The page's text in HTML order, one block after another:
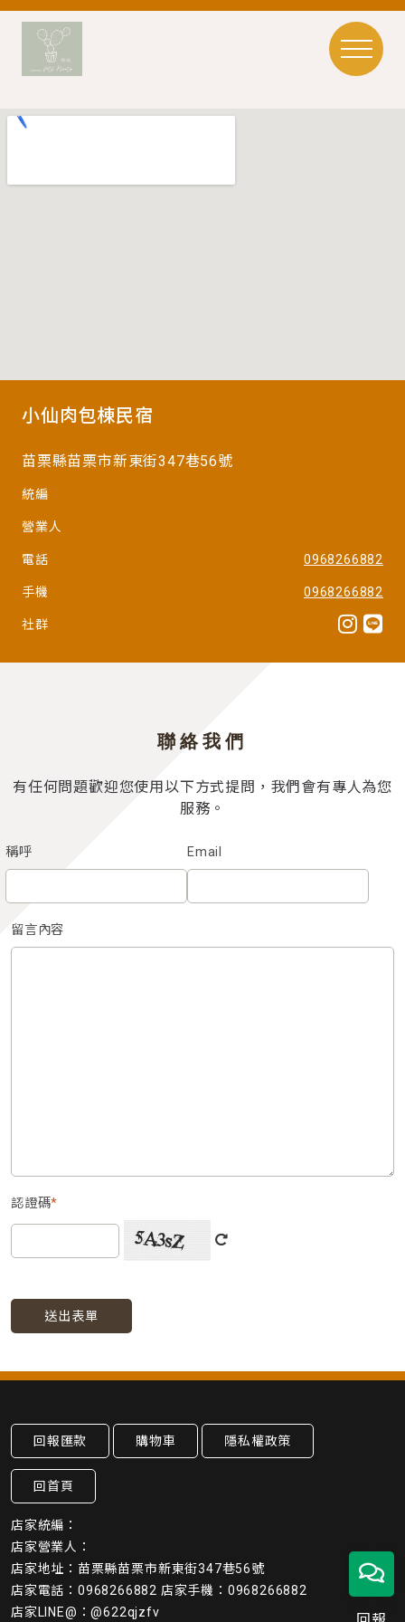
小仙肉包棟民宿
苗栗縣苗栗市新東街347巷56號
統編
營業人
電話 0968266882
手機 0968266882
社群
聯絡我們
有任何問題歡迎您使用以下方式提問，我們會有專人為您
服務。
稱呼 Email
留言內容
認證碼*
送出表單
回報匯款 購物車 隱私權政策
回首頁
店家統編：
店家營業人：
店家地址：苗栗縣苗栗市新東街347巷56號
店家電話：0968266882 店家手機：0968266882
店家LINE@：@622qjzfv